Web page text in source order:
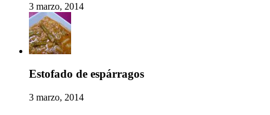
3 marzo, 2014
Estofado de espárragos
3 marzo, 2014